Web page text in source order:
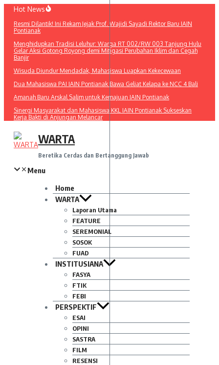
Lewati
konten
Hot News
Resmi Dilantik! Ini Rekam Jejak Prof. Wajidi Sayadi Rektor Baru IAIN
Pontianak
Menghidupkan Tradisi Leluhur: Warga RT 002/RW 003 Tanjung Hulu
Gelar Aksi Gotong Royong demi Mitigasi Perubahan Iklim dan Cegah
Banjir
Wisuda Diundur Mendadak, Mahasiswa Luapkan Kekecewaan
Dua Mahasiswa PAI IAIN Pontianak Bawa Geliat Kelapa ke NCC 4 Bali
Amanah Baru Arskal Salim untuk Kemajuan IAIN Pontianak
Sinergi Masyarakat dan Mahasiswa KKL IAIN Pontianak Sukseskan
Kerja Bakti di Anjungan Melancar
WARTA
Beretika Cerdas dan Bertanggung Jawab
Menu
Home
WARTA
Laporan Utama
FEATURE
SEREMONIAL
SOSOK
FUAD
INSTITUSIANA
FASYA
FTIK
FEBI
PERSPEKTIF
ESAI
OPINI
SASTRA
FILM
RESENSI